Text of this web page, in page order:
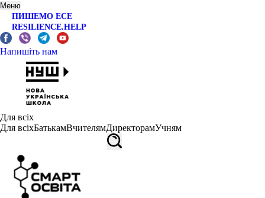
Меню
ПИШЕМО ЕСЕ
RESILIENCE.HELP
Напишіть нам
Для всіх
Для всіхБатькамВчителямДиректорамУчням